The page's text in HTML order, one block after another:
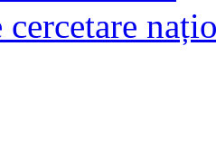
cercetare